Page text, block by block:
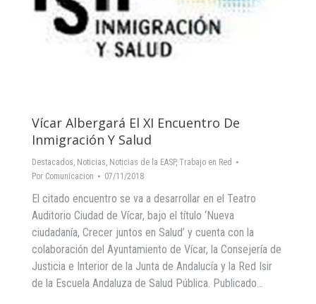
Vícar Albergará El XI Encuentro De
Inmigración Y Salud
Destacados, Noticias, Noticias de la EASP, Trabajo en Red
Por Comunicacion 07/11/2018
El citado encuentro se va a desarrollar en el Teatro
Auditorio Ciudad de Vícar, bajo el título ‘Nueva
ciudadanía, Crecer juntos en Salud’ y cuenta con la
colaboración del Ayuntamiento de Vícar, la Consejería de
Justicia e Interior de la Junta de Andalucía y la Red Isir
de la Escuela Andaluza de Salud Pública. Publicado…